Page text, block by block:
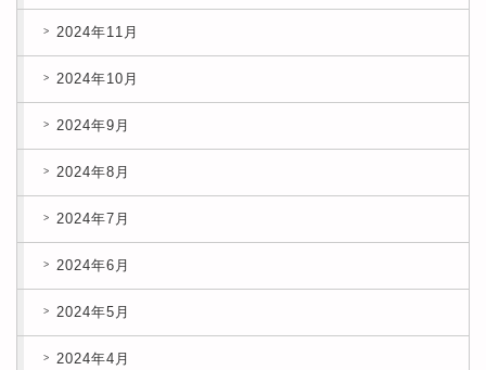
2024年11月
2024年10月
2024年9月
2024年8月
2024年7月
2024年6月
2024年5月
2024年4月